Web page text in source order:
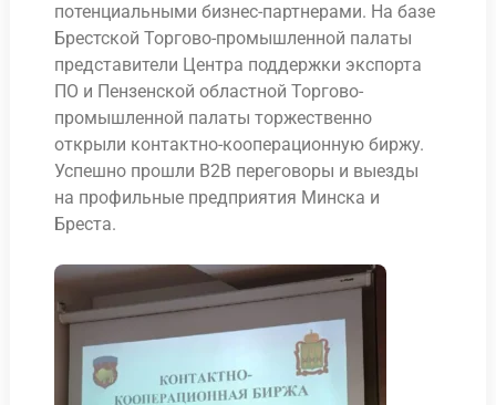
потенциальными бизнес-партнерами. На базе
Брестской Торгово-промышленной палаты
представители Центра поддержки экспорта
ПО и Пензенской областной Торгово-
промышленной палаты торжественно
открыли контактно-кооперационную биржу.
Успешно прошли B2B переговоры и выезды
на профильные предприятия Минска и
Бреста.